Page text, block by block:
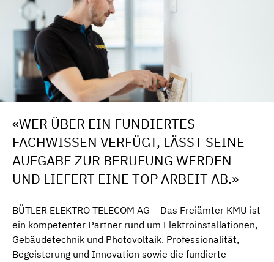
«WER ÜBER EIN FUNDIERTES
FACHWISSEN VERFÜGT, LÄSST SEINE
AUFGABE ZUR BERUFUNG WERDEN
UND LIEFERT EINE TOP ARBEIT AB.»
BÜTLER ELEKTRO TELECOM AG – Das Freiämter KMU ist
ein kompetenter Partner rund um Elektroinstallationen,
Gebäudetechnik und Photovoltaik. Professionalität,
Begeisterung und Innovation sowie die fundierte